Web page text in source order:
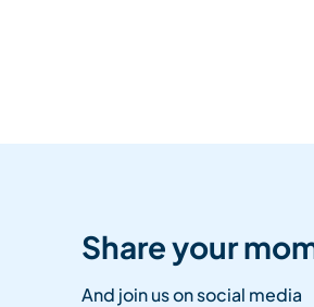
Share your
And join us on social media